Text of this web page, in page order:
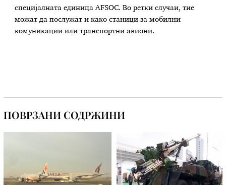
специјалната единица AFSOC. Во ретки случаи, тие
можат да послужат и како станици за мобилни
комуникации или транспортни авиони.
ПОВРЗАНИ СОДРЖИНИ